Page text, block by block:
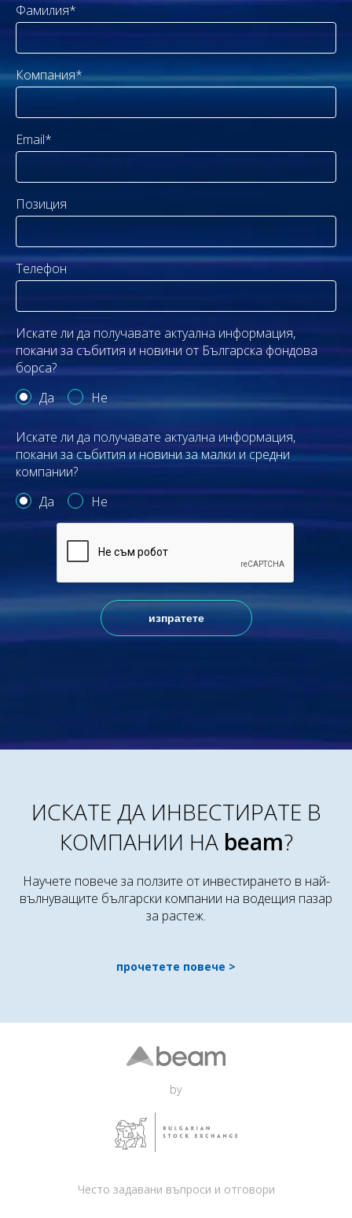
Фамилия*
Компания*
Email*
Позиция
Телефон
Искате ли да получавате актуална информация,
покани за събития и новини от Българска фондова
борса?
Да
Не
Искате ли да получавате актуална информация,
покани за събития и новини за малки и средни
компании?
Да
Не
ИСКАТЕ ДА ИНВЕСТИРАТЕ В
КОМПАНИИ НА beam?
Научете повече за ползите от инвестирането в най-
вълнуващите български компании на водещия пазар
за растеж.
прочетете повече
by
Често задавани въпроси и отговори